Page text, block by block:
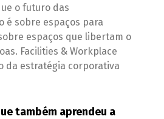
o futuro das
é sobre espaços para
espaços que libertam o
Facilities & Workplace
da estratégia corporativa
também aprendeu a